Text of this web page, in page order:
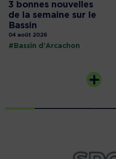
3 bonnes nouvelles
de la semaine sur le
Bassin
04 août 2026
#Bassin d'Arcachon